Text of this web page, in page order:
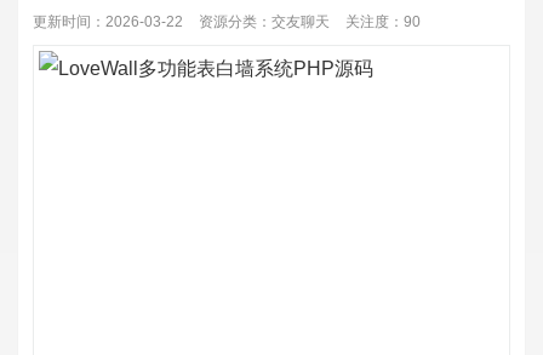
绪、...
更新时间：2026-03-22 资源分类： 交友聊天 关注度：90